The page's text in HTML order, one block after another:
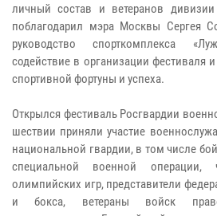
личный состав и ветеранов
поблагодарил мэра Москвы Сергея
руководство спорткомплекса
содействие в организации фестиваля
спортивной фортуны и успеха.
​​​​​​​Открылся фестиваль Росгвардии
шествии приняли участие
национальной гвардии, в том числе
специальной военной
олимпийских игр, представители
и бокса, ветераны войск